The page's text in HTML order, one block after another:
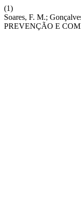
(1)
Soares, F. M.;
PREVENÇÃO E